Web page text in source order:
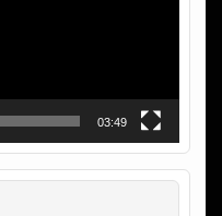
03:49